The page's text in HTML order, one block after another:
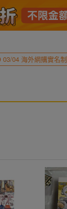
03/04海外網購實名制